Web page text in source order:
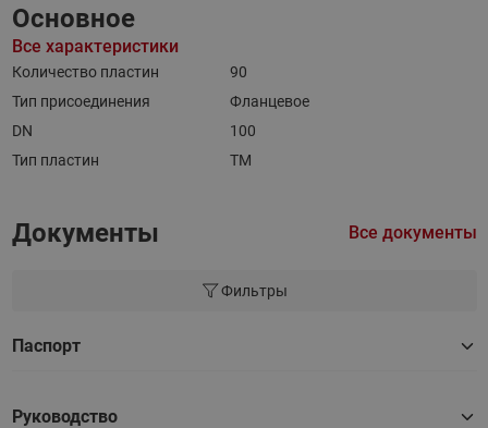
Основное
Все характеристики
Количество пластин
90
Тип присоединения
Фланцевое
DN
100
Тип пластин
TM
Документы Все документы
Фильтры
Паспорт
Руководство